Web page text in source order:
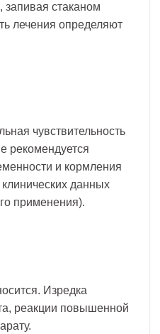
стаканом
лечения определяют
чувствительность
рекомендуется
и кормления
клинических данных
применения).
Изредка
реакции повышенной